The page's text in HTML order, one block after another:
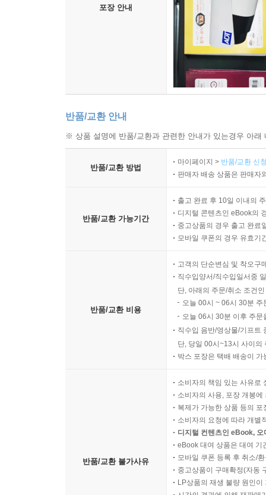
포장 안내
반품/교환 안내
※ 상품 설명에 반품/교환과 관련한 안내가 있는경우 아
반품/교환 방법
마이페이지 > 반품/교환 신
판매자 배송 상품은 판매자
반품/교환 가능기간
출고 완료 후 10일 이내의
디지털 콘텐츠인 eBook의
중고상품의 경우 출고 완료
모바일 쿠폰의 경우 유효기
반품/교환 비용
고객의 단순변심 및 착오구
직수입양서/직수입일서중
단, 아래의 주문/취소 조건
오늘 00시 ~ 06시 30분
오늘 06시 30분 이후 주
직수입 음반/영상물/기프트
단, 당일 00시~13시 사이의
박스 포장은 택배 배송이
반품/교환 불가사유
소비자의 책임 있는 사유로
소비자의 사용, 포장 개봉
복제가 가능한 상품 등의
소비자의 요청에 따라 개별
디지털 컨텐츠인 eBook,
eBook 대여 상품은 대여 기
모바일 쿠폰 등록 후 취소/
중고상품이 구매확정(자동
LP상품의 재생 불량 원인